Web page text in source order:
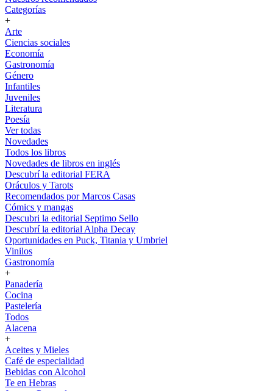
Categorías
+
Arte
Ciencias sociales
Economía
Gastronomía
Género
Infantiles
Juveniles
Literatura
Poesía
Ver todas
Novedades
Todos los libros
Novedades de libros en inglés
Descubrí la editorial FERA
Oráculos y Tarots
Recomendados por Marcos Casas
Cómics y mangas
Descubri la editorial Septimo Sello
Descubrí la editorial Alpha Decay
Oportunidades en Puck, Titania y Umbriel
Vinilos
Gastronomía
+
Panadería
Cocina
Pastelería
Todos
Alacena
+
Aceites y Mieles
Café de especialidad
Bebidas con Alcohol
Te en Hebras